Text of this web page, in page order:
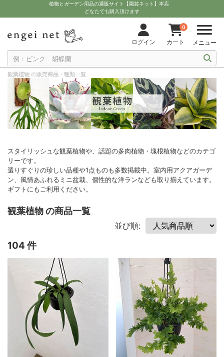
植物とガーデン用品の通販サイト【園芸ネット】本店
どなたでも購入頂けます
ログイン
0
カート メニュー
観葉植物 の販売商品・種類一覧
スタイリッシュな観葉植物や、話題の多肉植物・塊根植物などのカテゴ
リーです。
選りすぐりの珍しい品種や1点ものも多数掲載中。室内用アクアガーデ
ン、風情あふれるミニ盆栽、個性的な洋ランなども取り揃えています。
ギフトにもご利用ください。
観葉植物 の商品一覧
並び順:
104 件